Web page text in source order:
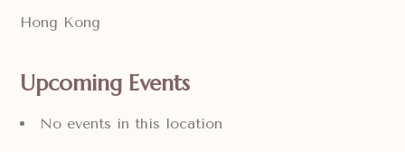
Hong Kong
Upcoming Events
No events in this location